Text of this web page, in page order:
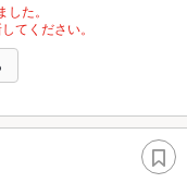
た。
てください。